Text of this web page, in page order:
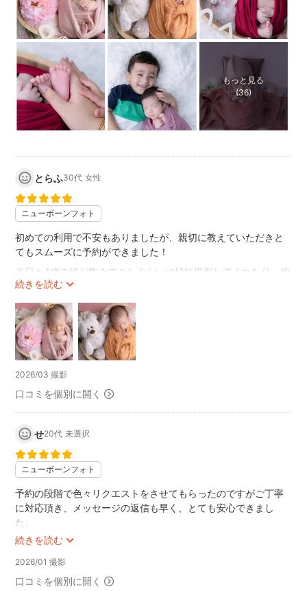
もっと見る
(36)
とらふ30代 女性
ニューボーンフォト
続きを読む
初めての利用で不安もありましたが、親切に教えていただきと
てもスムーズに予約ができました！
当日も4歳の娘が飽きてきたぐらいに姉妹撮影してくれたり、娘
も懐いて楽しそうでした！
仕上がりもとても素敵でイメージ通りで大満足です♪
またお願いしたいです⭐︎⭐︎
ありがとうございました！
2026/03 撮影
口コミを個別に開く
せ20代 未選択
ニューボーンフォト
続きを読む
予約の段階で色々リクエストをさせてもらったのですがご丁寧
に対応頂き、メッセージの返信も早く、とても安心できまし
た。
仕上がりも想像通りで大満足です！！
2026/01 撮影
口コミを個別に開く